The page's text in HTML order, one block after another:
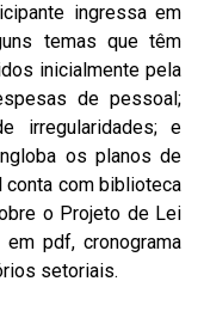
ingressa em
temas que têm
inicialmente pela
de pessoal;
irregularidades; e
os planos de
conta com biblioteca
o Projeto de Lei
em pdf, cronograma
setoriais.